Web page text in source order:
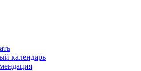
календарь